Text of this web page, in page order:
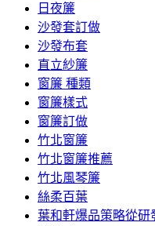
日夜簾
沙發套訂做
沙發布套
直立紗簾
窗簾 種類
窗簾樣式
窗簾訂做
竹北窗簾
竹北窗簾推薦
竹北風琴簾
絲柔百葉
葉和軒爆品策略從研